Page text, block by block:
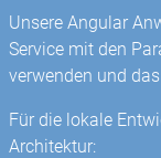
Unsere Angular
Service mit den
verwenden und
Für die lokale
Architektur: